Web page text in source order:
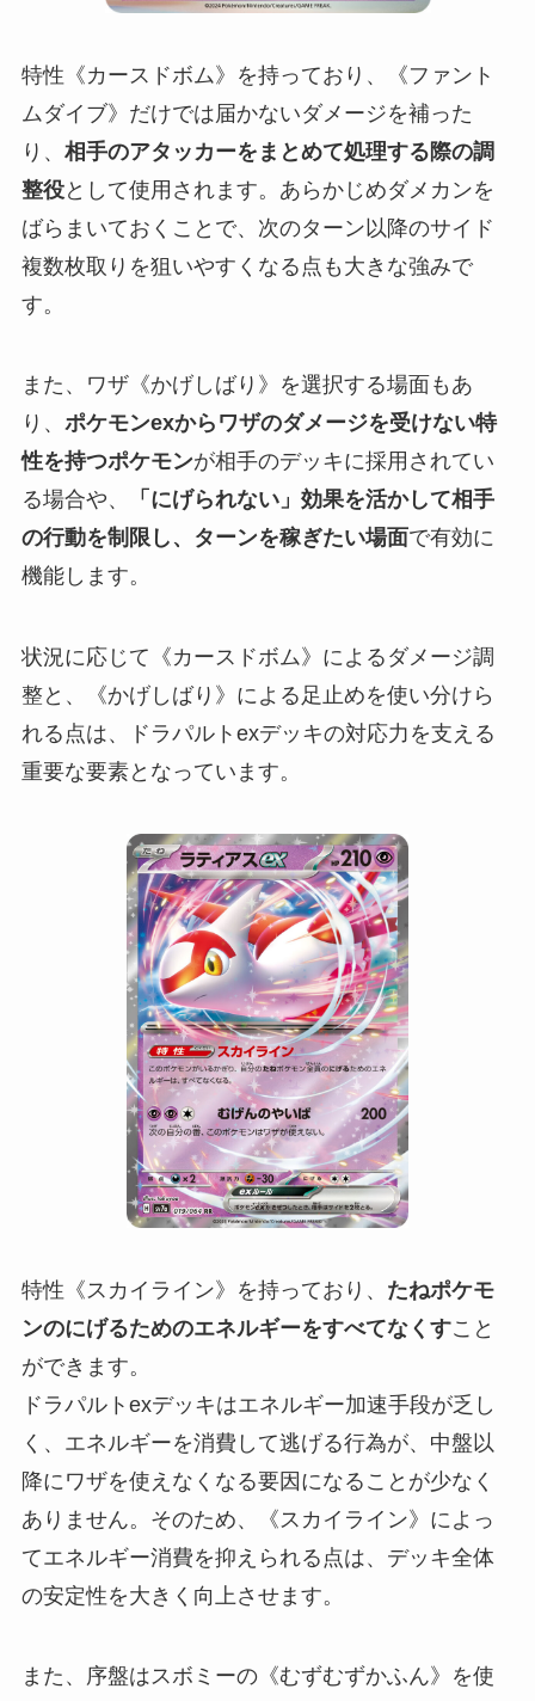
特性《カースドボム》を持っており、《ファント
ムダイブ》だけでは届かないダメージを補った
り、 相手のアタッカーをまとめて処理する際の調
整役として使用されます。あらかじめダメカンを
ばらまいておくことで、次のターン以降のサイド
複数枚取りを狙いやすくなる点も大きな強みで
す。
また、ワザ《かげしばり》を選択する場面もあ
り、 ポケモンexからワザのダメージを受けない特
性を持つポケモンが相手のデッキに採用されてい
る場合や、
「にげられない」効果を活かして相手
の行動を制限し、ターンを稼ぎたい場面で有効に
機能します。
状況に応じて《カースドボム》によるダメージ調
整と、《かげしばり》による足止めを使い分けら
れる点は、ドラパルトexデッキの対応力を支える
重要な要素となっています。
特性《スカイライン》を持っており、 たねポケモ
ンのにげるためのエネルギーをすべてなくすこと
ができます。
ドラパルトexデッキはエネルギー加速手段が乏し
く、エネルギーを消費して逃げる行為が、中盤以
降にワザを使えなくなる要因になることが少なく
ありません。そのため、《スカイライン》によっ
てエネルギー消費を抑えられる点は、デッキ全体
の安定性を大きく向上させます。
また、序盤はスボミーの《むずむずかふん》を使